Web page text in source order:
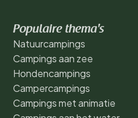
Populaire thema's
Natuurcampings
Campings aan zee
Hondencampings
Campercampings
Campings met animatie